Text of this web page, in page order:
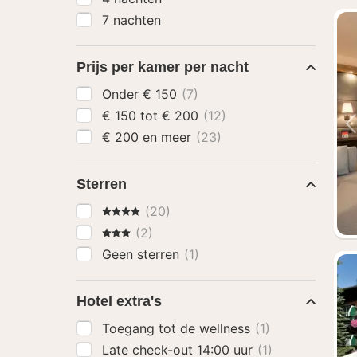
7 nachten
Prijs per kamer per nacht
Onder € 150 (7)
€ 150 tot € 200 (12)
€ 200 en meer (23)
Sterren
4 Sterren(20)
3 Sterren
(2)
Geen sterren (1)
Hotel extra's
Toegang tot de wellness (1)
Late check-out 14:00 uur (1)